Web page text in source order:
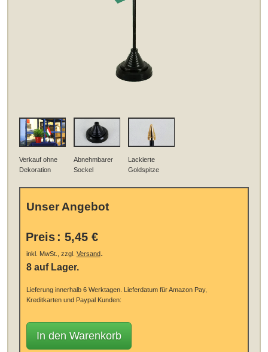
Verkauf ohne
Dekoration
Abnehmbarer
Sockel
Lackierte
Goldspitze
Unser Angebot
Preis : 5,45 €
inkl. MwSt., zzgl. Versand.
8 auf Lager.
Lieferung innerhalb 6 Werktagen.
Lieferdatum für Amazon Pay,
Kreditkarten und Paypal Kunden:
In den Warenkorb